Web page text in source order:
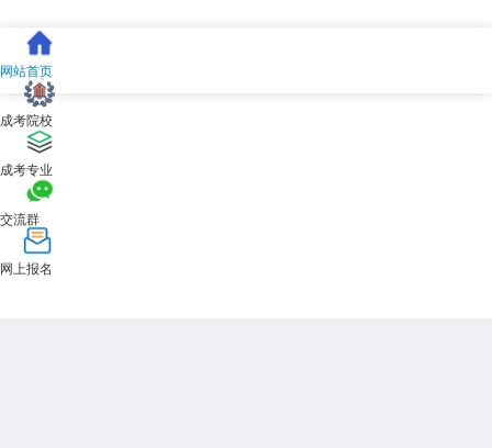
网站首页
成考院校
成考专业
交流群
网上报名